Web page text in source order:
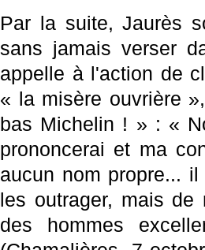
Par la suite, Jaurès
sans jamais verser
appelle à l'action de
« la misère ouvrière
bas Michelin ! » : «
prononcerai et ma
aucun nom propre...
les outrager, mais
des hommes